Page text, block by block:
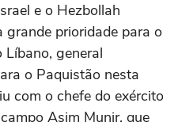
e o Hezbollah
grande prioridade para o
Líbano, general
o Paquistão nesta
com o chefe do exército
Asim Munir, que